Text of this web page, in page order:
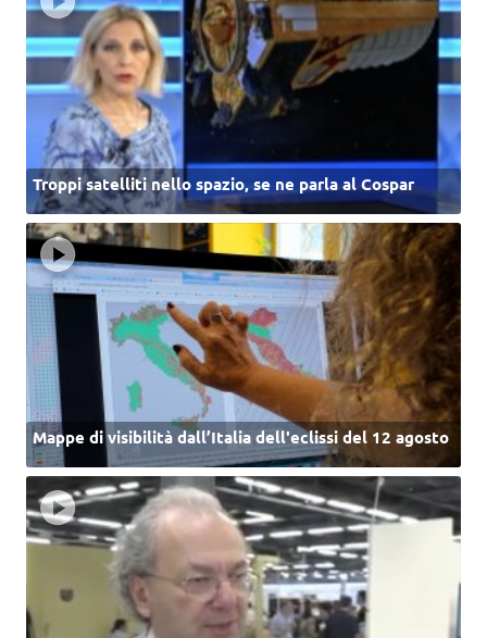
Troppi satelliti nello spazio, se ne parla al Cospar
Mappe di visibilità dall’Italia dell'eclissi del 12 agosto